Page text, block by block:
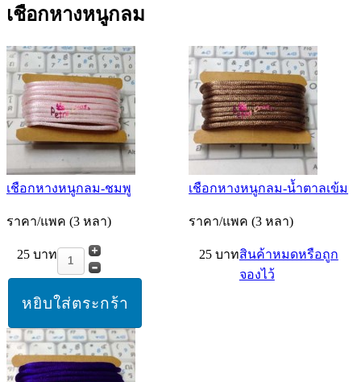
เชือกหางหนูกลม
เชือกหางหนูกลม-ชมพู
ราคา/แพค (3 หลา)
25 บาท
เชือกหางหนูกลม-น้ำตาลเข้ม
ราคา/แพค (3 หลา)
25 บาทสินค้าหมดหรือถูก
จองไว้